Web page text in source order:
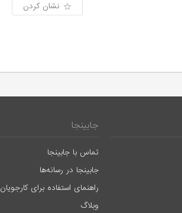
نشان کردن
جابینجا
تماس با جابینجا
جابینجا در رسانه‌ها
راهنمای استفاده برای کارجویان
وبلاگ